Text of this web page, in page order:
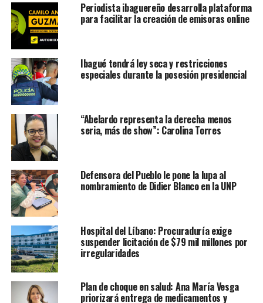
Periodista ibaguereño desarrolla plataforma
para facilitar la creación de emisoras online
Ibagué tendrá ley seca y restricciones
especiales durante la posesión presidencial
“Abelardo representa la derecha menos
seria, más de show”: Carolina Torres
Defensora del Pueblo le pone la lupa al
nombramiento de Didier Blanco en la UNP
Hospital del Líbano: Procuraduría exige
suspender licitación de $79 mil millones por
irregularidades
Plan de choque en salud: Ana María Vesga
priorizará entrega de medicamentos y